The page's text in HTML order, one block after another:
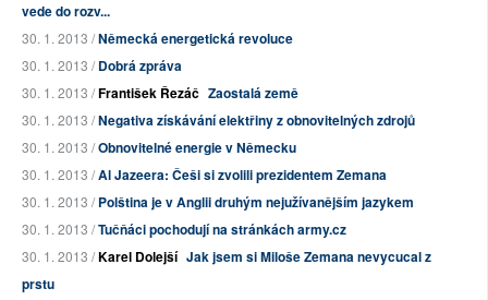
vede do rozv...
30. 1. 2013 /Německá energetická revoluce
30. 1. 2013 /Dobrá zpráva
30. 1. 2013 /František Řezáč Zaostalá země
30. 1. 2013 /Negativa získávání elektřiny z obnovitelných zdrojů
30. 1. 2013 /Obnovitelné energie v Německu
30. 1. 2013 /Al Jazeera: Češi si zvolili prezidentem Zemana
30. 1. 2013 /Polština je v Anglii druhým nejužívanějším jazykem
30. 1. 2013 /Tučňáci pochodují na stránkách army.cz
30. 1. 2013 /Karel Dolejší Jak jsem si Miloše Zemana nevycucal z
prstu